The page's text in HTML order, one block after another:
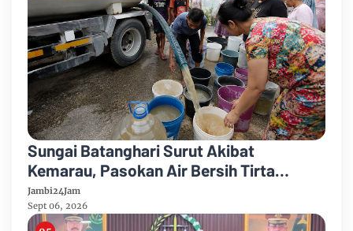
Sungai Batanghari Surut Akibat
Kemarau, Pasokan Air Bersih Tirta
Mayang Jambi Keruh
Jambi24Jam
Sept 06, 2026